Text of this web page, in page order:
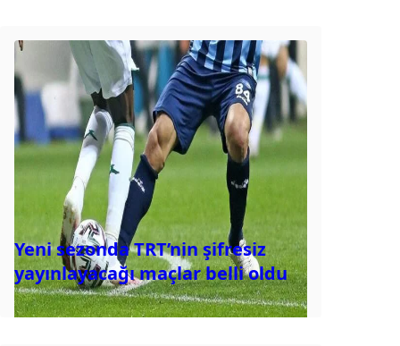
Yeni sezonda TRT’nin şifresiz
yayınlayacağı maçlar belli oldu